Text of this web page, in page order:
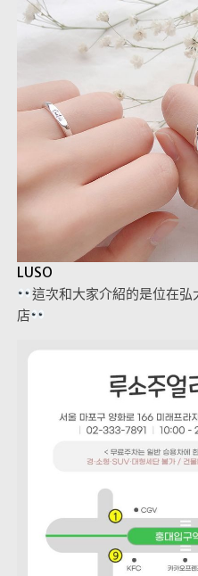
LUSO
這次和大家介紹的是位在
店